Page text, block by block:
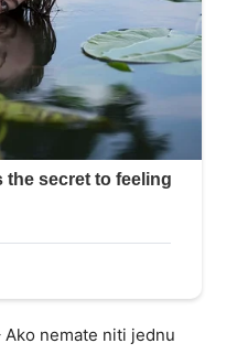
Ako nemate niti jednu